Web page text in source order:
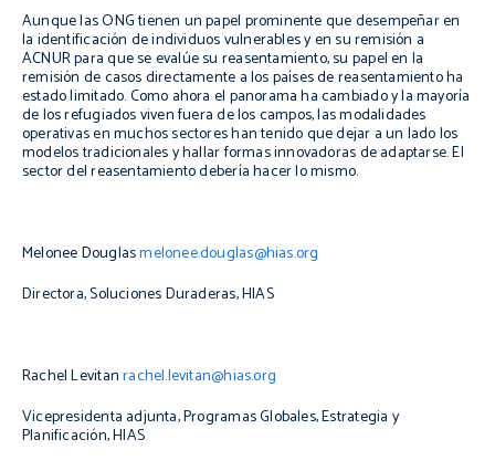
Aunque las ONG tienen un papel prominente que desempeñar en
la identificación de individuos vulnerables y en su remisión a
ACNUR para que se evalúe su reasentamiento, su papel en la
remisión de casos directamente a los países de reasentamiento ha
estado limitado. Como ahora el panorama ha cambiado y la mayoría
de los refugiados viven fuera de los campos, las modalidades
operativas en muchos sectores han tenido que dejar a un lado los
modelos tradicionales y hallar formas innovadoras de adaptarse. El
sector del reasentamiento debería hacer lo mismo.
Melonee Douglasmelonee.douglas@hias.org
Directora, Soluciones Duraderas, HIAS
Rachel Levitanrachel.levitan@hias.org
Vicepresidenta adjunta, Programas Globales, Estrategia y
Planificación, HIAS